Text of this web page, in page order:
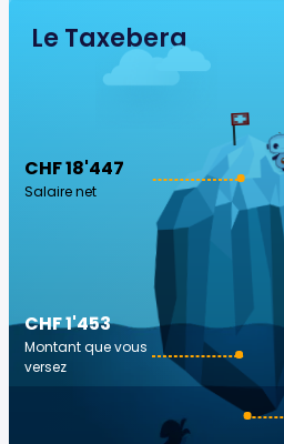
Le Taxeberg
CHF 18'447
Salaire net
CHF 1'453
Montant que vous
versez